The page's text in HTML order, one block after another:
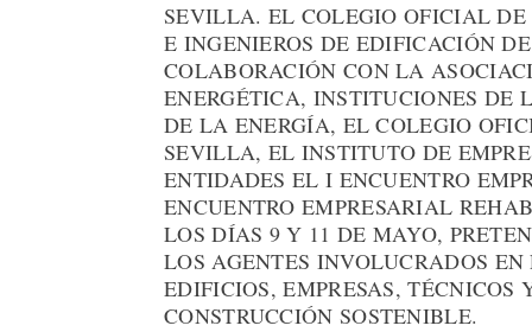
SEVILLA. EL COLEGIO OFICIAL DE
E INGENIEROS DE EDIFICACIÓN
COLABORACIÓN CON LA
ENERGÉTICA, INSTITUCIONES DE
DE LA ENERGÍA, EL COLEGIO
SEVILLA, EL INSTITUTO DE
ENTIDADES EL I ENCUENTRO
ENCUENTRO EMPRESARIAL
LOS DÍAS 9 Y 11 DE MAYO,
LOS AGENTES INVOLUCRADOS
EDIFICIOS, EMPRESAS,
CONSTRUCCIÓN SOSTENIBLE.